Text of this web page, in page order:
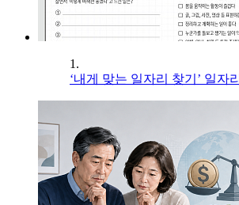
1.
‘내게 맞는 일자리 찾기’ 일자